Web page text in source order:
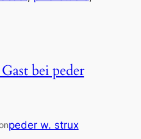
bei peder
peder w. strux